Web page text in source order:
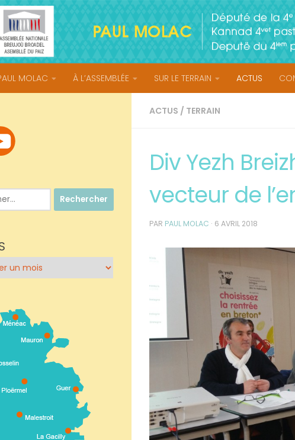
MOLAC À L’ASSEMBLÉE SUR LE TERRAIN ACTUS
ACTUS / TERRAIN
Div Yezh
vecteur de
PAR PAUL MOLAC · 6 AVRIL 2018
: